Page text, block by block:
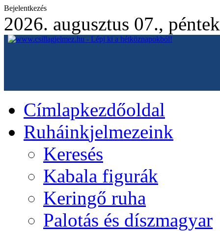
Bejelentkezés
2026. augusztus 07., péntek
Címlapkezdőoldal
Ruháinkjelmezeink
Keresés
Kabala figurák
Keringő ruha
Palotás és díszmagyar